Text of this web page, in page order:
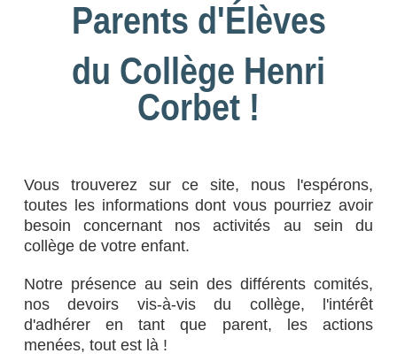
Parents d'Élèves
du Collège Henri
Corbet !
Vous trouverez sur ce site, nous l'espérons,
toutes les informations dont vous pourriez avoir
besoin concernant nos activités au sein du
collège de votre enfant.
Notre présence au sein des différents comités,
nos devoirs vis-à-vis du collège, l'intérêt
d'adhérer en tant que parent, les actions
menées, tout est là !